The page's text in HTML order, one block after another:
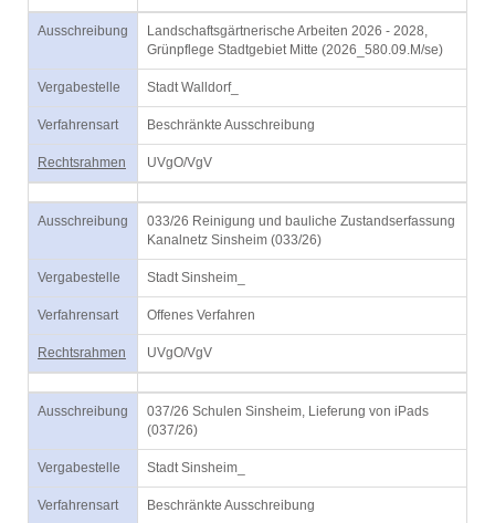
Ausschreibung
Landschaftsgärtnerische Arbeiten 2026 - 2028,
Grünpflege Stadtgebiet Mitte (2026_580.09.M/se)
Vergabestelle Stadt Walldorf_
Verfahrensart Beschränkte Ausschreibung
Rechtsrahmen UVgO/VgV
Ausschreibung
033/26 Reinigung und bauliche Zustandserfassung
Kanalnetz Sinsheim (033/26)
Vergabestelle Stadt Sinsheim_
Verfahrensart Offenes Verfahren
Rechtsrahmen UVgO/VgV
Ausschreibung
037/26 Schulen Sinsheim, Lieferung von iPads
(037/26)
Vergabestelle Stadt Sinsheim_
Verfahrensart Beschränkte Ausschreibung